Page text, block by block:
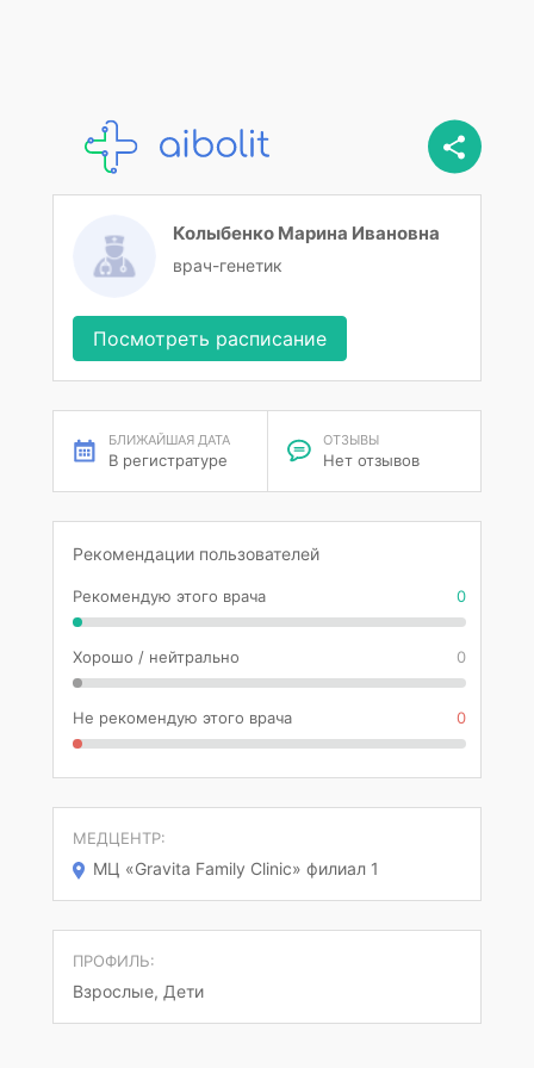
Колыбенко Марина Ивановна
врач-генетик
Посмотреть расписание
БЛИЖАЙШАЯ ДАТА
В регистратуре
ОТЗЫВЫ
Нет отзывов
Рекомендации пользователей
Рекомендую этого врача 0
Хорошо / нейтрально 0
Не рекомендую этого врача 0
МЕДЦЕНТР:
МЦ «Gravita Family Clinic» филиал 1
ПРОФИЛЬ:
Взрослые, Дети